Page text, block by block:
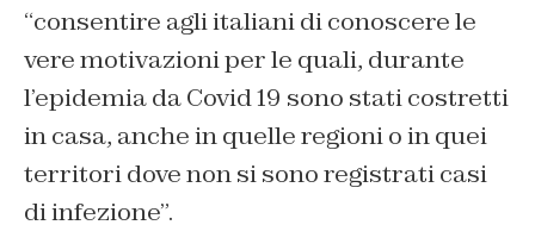
“consentire agli italiani di conoscere le
vere motivazioni per le quali, durante
l’epidemia da Covid 19 sono stati costretti
in casa, anche in quelle regioni o in quei
territori dove non si sono registrati casi
di infezione”.